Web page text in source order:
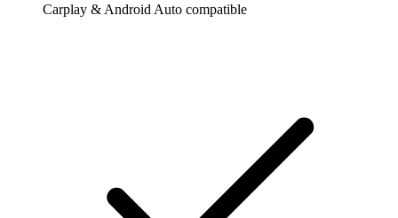
Carplay & Android Auto compatible